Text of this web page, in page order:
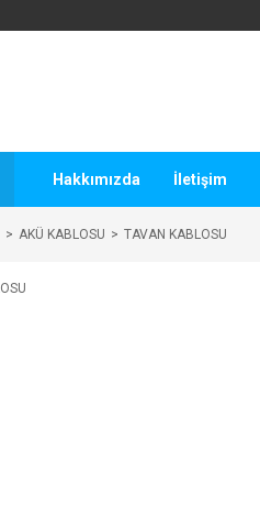
Hakkımızda İletişim
AKÜ KABLOSU TAVAN KABLOSU